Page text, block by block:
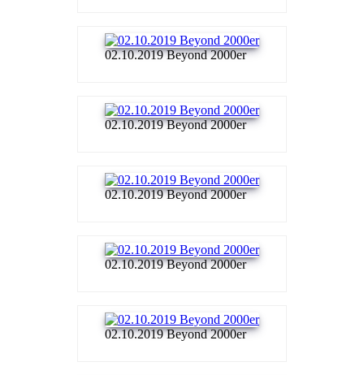
02.10.2019 Beyond 2000er
02.10.2019 Beyond 2000er
02.10.2019 Beyond 2000er
02.10.2019 Beyond 2000er
02.10.2019 Beyond 2000er